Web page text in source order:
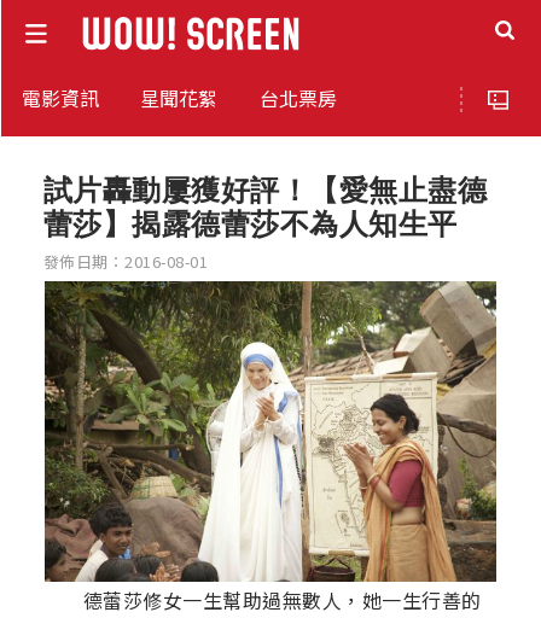
電影資訊 星聞花絮 台北票房
試片轟動屢獲好評！【愛無止盡德
蕾莎】揭露德蕾莎不為人知生平
發佈日期：2016-08-01
德蕾莎修女一生幫助過無數人，她一生行善的